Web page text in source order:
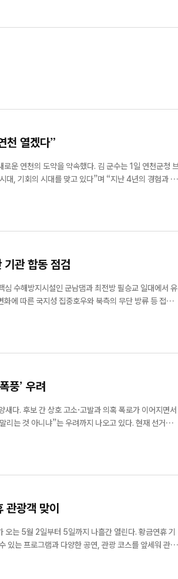
천 열겠다”
약속했다. 김 군수는 1일 연천군청 브
대, 기회의 시대를 맞고 있다”며 “지난 4년의 경험과 성
김 군수는 먼저 “6·3 지방선
기관 합동 점검
수해방지시설인 군남댐과 최전방 필승교 일대에서 유
풍’ 우려
다. 후보 간 상호 고소·고발과 의혹 폭로가 이어지면서
아니냐”는 우려까지 나오고 있다. 현재 선거판
광객 맞이
오는 5월 2일부터 5일까지 나흘간 열린다. 황금연휴 기
있는 프로그램과 다양한 공연, 관광 코스를 앞세워 관람